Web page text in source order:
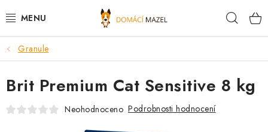
na
DOPORUČUJEME
VÝPRODEJ SKLADU
PSI
Granule
Brit Premium Cat Sensitive 8 kg
Neohodnoceno Podrobnosti hodnocení